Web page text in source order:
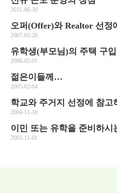
2011-06-30
오퍼(Offer)와 Realtor 선정
2007-03-28
유학생(부모님)의 주택 구
2006-02-01
젊은이들께…
2005-02-04
학교와 주거지 선정에 참고
2004-11-10
이민 또는 유학을 준비하시
2003-11-01